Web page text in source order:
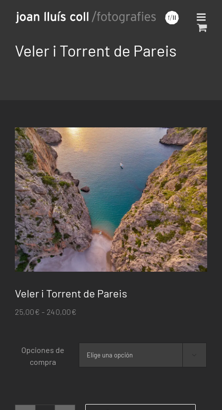
Veler i Torrent de Pareis
Veler i Torrent de Pareis
25,00€ - 240,00€
desde
25,00€
Opciones de
compra